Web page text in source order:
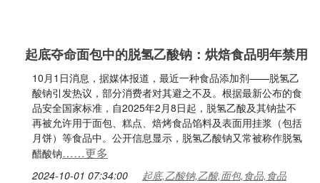
起底夺命面包中的脱氢乙酸钠：烘焙食品明年禁用
10月1日消息，据媒体报道，最近一种食品添加剂——脱氢乙
酸钠引发热议，部分消费者对其避之不及。根据最新公布的食
品安全国家标准，自2025年2月8日起，脱氢乙酸及其钠盐不
再被允许用于面包、糕点、焙烤食品馅料及表面用挂浆（包括
月饼）等食品中。公开信息显示，脱氢乙酸钠又常被称作脱氢
醋酸钠……更多
2024-10-01 07:34:00 起底,乙酸钠,乙酸,面包,食品,食品